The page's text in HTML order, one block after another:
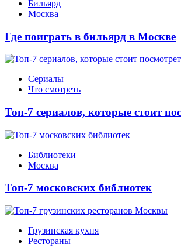
Бильярд
Москва
Где поиграть в бильярд в Москве
Сериалы
Что смотреть
Топ-7 сериалов, которые стоит
Библиотеки
Москва
Топ-7 московских библиотек
Грузинская кухня
Рестораны